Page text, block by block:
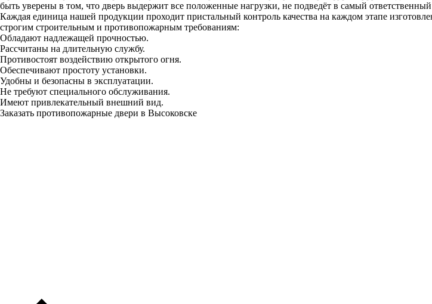
быть уверены в том, что дверь выдержит все положенные нагрузки, не подведёт в самый
Каждая единица нашей продукции проходит пристальный контроль качества на каждом этапе
строгим строительным и противопожарным требованиям:
Обладают надлежащей прочностью.
Рассчитаны на длительную службу.
Противостоят воздействию открытого огня.
Обеспечивают простоту установки.
Удобны и безопасны в эксплуатации.
Не требуют специального обслуживания.
Имеют привлекательный внешний вид.
Заказать противопожарные двери в Высоковске